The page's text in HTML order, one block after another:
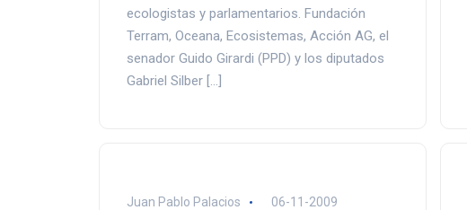
ecologistas y parlamentarios. Fundación
Terram, Oceana, Ecosistemas, Acción AG, el
senador Guido Girardi (PPD) y los diputados
Gabriel Silber […]
Juan Pablo Palacios 06-11-2009